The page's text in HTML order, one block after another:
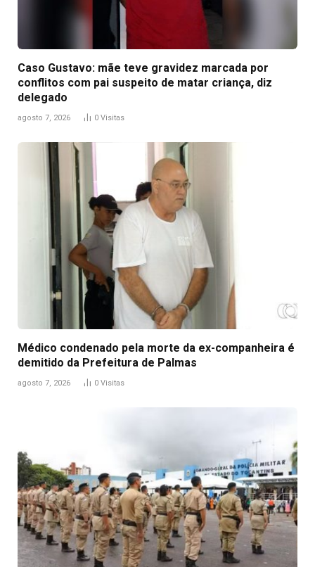
Caso Gustavo: mãe teve gravidez marcada por
conflitos com pai suspeito de matar criança, diz
delegado
agosto 7, 2026 0 Visitas
Médico condenado pela morte da ex-companheira é
demitido da Prefeitura de Palmas
agosto 7, 2026 0 Visitas